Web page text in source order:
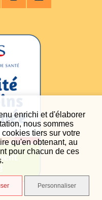
enrichi et d'élaborer
nous sommes
tiers sur votre
qu'en obtenant, au
pour chacun de ces
Personnaliser